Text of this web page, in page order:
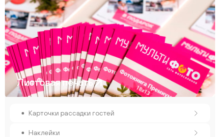
Листовая печать
Карточки рассадки гостей
Наклейки